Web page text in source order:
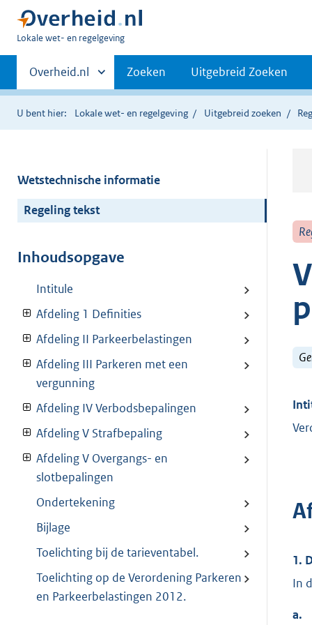
U
hier:
Lokale wet- en regelgeving
Primaire
navigatie
Andere
sites
binnen
Overheid.nl Zoeken Uitgebreid Zoeken
U bent hier: Lokale wet- en regelgeving Uitgebreid zoeken
Wetstechnische informatie
Regeling tekst
Inhoudsopgave
Intitule
Afdeling 1 Definities
Afdeling II Parkeerbelastingen
Afdeling III Parkeren met een
vergunning
Afdeling IV Verbodsbepalingen
Afdeling V Strafbepaling
Afdeling V Overgangs- en
slotbepalingen
Ondertekening
Bijlage
Toelichting bij de tarieventabel.
Toelichting op de Verordening Parkeren
en Parkeerbelastingen 2012.
1.
In
a.